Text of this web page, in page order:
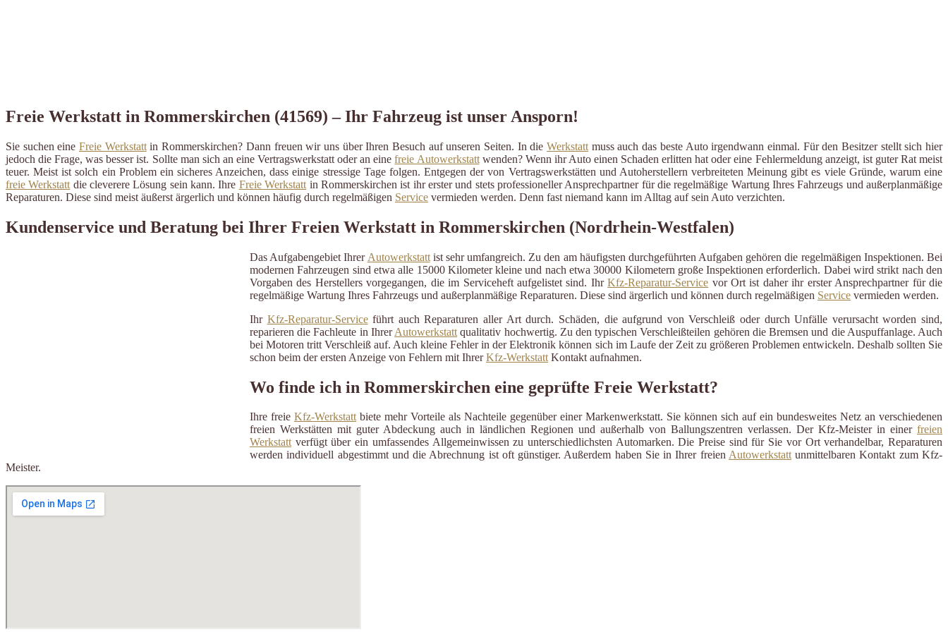
Freie Werkstatt in Rommerskirchen (41569) – Ihr Fahrzeug ist unser Ansporn!
Sie suchen eineFreie Werkstattin Rommerskirchen? Dann freuen wir uns über Ihren Besuch auf unseren Seiten. In dieWerkstatt muss auch das beste Auto irgendwann einmal. Für den Besitzer stellt sich hier
jedoch die Frage, was besser ist. Sollte man sich an eine Vertragswerkstatt oder an einefreie Autowerkstattwenden? Wenn ihr Auto einen Schaden erlitten hat oder eine Fehlermeldung anzeigt, ist guter Rat meist
teuer. Meist ist solch ein Problem ein sicheres Anzeichen, dass einige stressige Tage folgen. Entgegen der von Vertragswerkstätten und Autoherstellern verbreiteten Meinung gibt es viele Gründe, warum eine
freie Werkstatt die cleverere Lösung sein kann. Ihre Freie Werkstatt in Rommerskirchen ist ihr erster und stets professioneller Ansprechpartner für die regelmäßige Wartung Ihres Fahrzeugs und außerplanmäßige
Reparaturen. Diese sind meist äußerst ärgerlich und können häufig durch regelmäßigen Service vermieden werden. Denn fast niemand kann im Alltag auf sein Auto verzichten.
Kundenservice und Beratung bei Ihrer Freien Werkstatt in Rommerskirchen (Nordrhein-Westfalen)
Das Aufgabengebiet Ihrer Autowerkstattist sehr umfangreich. Zu den am häufigsten durchgeführten Aufgaben gehören die regelmäßigen Inspektionen. Bei
modernen Fahrzeugen sind etwa alle 15000 Kilometer kleine und nach etwa 30000 Kilometern große Inspektionen erforderlich. Dabei wird strikt nach den
Vorgaben des Herstellers vorgegangen, die im Serviceheft aufgelistet sind. IhrKfz-Reparatur-Service vor Ort ist daher ihr erster Ansprechpartner für die
regelmäßige Wartung Ihres Fahrzeugs und außerplanmäßige Reparaturen. Diese sind ärgerlich und können durch regelmäßigen Service vermieden werden.
Ihr Kfz-Reparatur-Serviceführt auch Reparaturen aller Art durch. Schäden, die aufgrund von Verschleiß oder durch Unfälle verursacht worden sind,
reparieren die Fachleute in IhrerAutowerkstatt qualitativ hochwertig. Zu den typischen Verschleißteilen gehören die Bremsen und die Auspuffanlage. Auch
bei Motoren tritt Verschleiß auf. Auch kleine Fehler in der Elektronik können sich im Laufe der Zeit zu größeren Problemen entwickeln. Deshalb sollten Sie
schon beim der ersten Anzeige von Fehlern mit IhrerKfz-Werkstatt Kontakt aufnahmen.
Wo finde ich in Rommerskirchen eine geprüfte Freie Werkstatt?
Ihre freie Kfz-Werkstattbiete mehr Vorteile als Nachteile gegenüber einer Markenwerkstatt. Sie können sich auf ein bundesweites Netz an verschiedenen
freien Werkstätten mit guter Abdeckung auch in ländlichen Regionen und außerhalb von Ballungszentren verlassen. Der Kfz-Meister in einer freien
Werkstattverfügt über ein umfassendes Allgemeinwissen zu unterschiedlichsten Automarken. Die Preise sind für Sie vor Ort verhandelbar, Reparaturen
werden individuell abgestimmt und die Abrechnung ist oft günstiger. Außerdem haben Sie in Ihrer freien Autowerkstattunmittelbaren Kontakt zum Kfz-
Meister.